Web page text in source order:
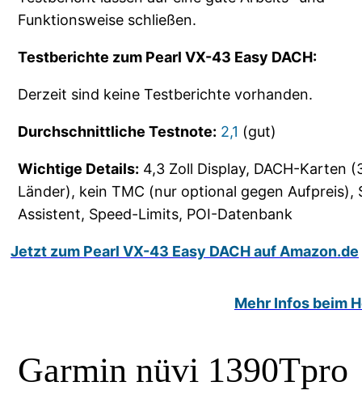
Funktionsweise schließen.
Testberichte zum Pearl VX-43 Easy DACH:
Derzeit sind keine Testberichte vorhanden.
Durchschnittliche Testnote: 2,1 (gut)
Wichtige Details: 4,3 Zoll Display, DACH-Karten
Länder), kein TMC (nur optional gegen Aufpreis),
Assistent, Speed-Limits, POI-Datenbank
Jetzt zum Pearl VX-43 Easy DACH auf Amazon.de
Mehr Infos beim
Garmin nüvi 1390Tpro